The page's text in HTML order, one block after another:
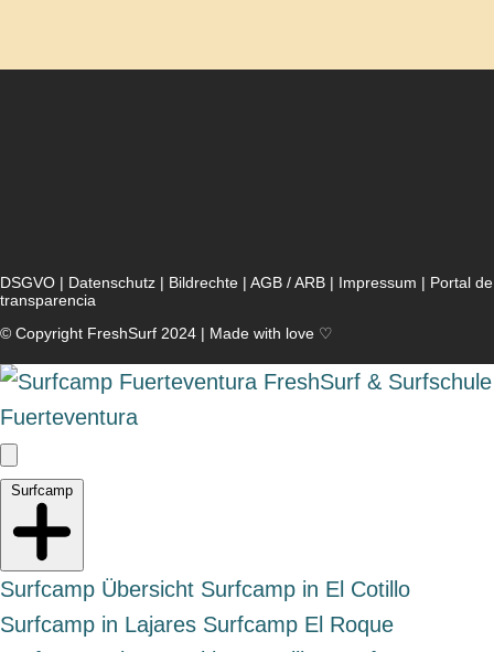
DSGVO | Datenschutz | Bildrechte | AGB / ARB | Impressum | Portal de
transparencia
© Copyright FreshSurf 2024 | Made with love ♡
Surfcamp
Surfcamp Übersicht Surfcamp in El Cotillo
Surfcamp in Lajares Surfcamp El Roque